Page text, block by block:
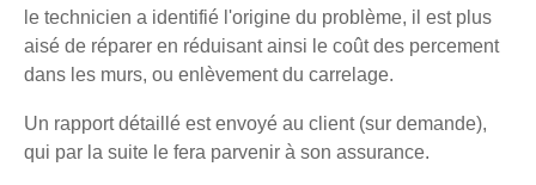
le technicien a identifié l'origine du problème, il est plus
aisé de réparer en réduisant ainsi le coût des percement
dans les murs, ou enlèvement du carrelage.
Un rapport détaillé est envoyé au client (sur demande),
qui par la suite le fera parvenir à son assurance.